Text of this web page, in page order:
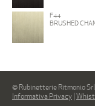
F44
BRUSHED
© Rubinetterie Ritmonio Srl |
Informativa Privacy